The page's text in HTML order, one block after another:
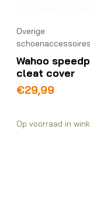
Overige
schoenaccessoires
Wahoo
cleat cover
€29,99
Op voorraad in